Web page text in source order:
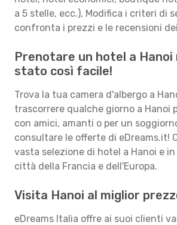
a 5 stelle, ecc.), Modifica i criteri di
confronta i prezzi e le recensioni
Prenotare un hotel a Hanoi
stato così facile!
Trova la tua camera d'albergo a
trascorrere qualche giorno a Hanoi
con amici, amanti o per un
consultare le offerte di eDreams.it!
vasta selezione di hotel a Hanoi e
città della Francia e dell'Europa.
Visita Hanoi al miglior
eDreams Italia offre ai suoi clienti